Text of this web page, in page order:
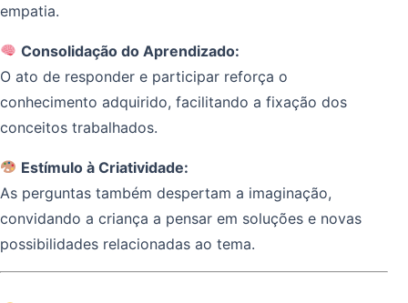
empatia.
Consolidação do Aprendizado:
O ato de responder e participar reforça o
conhecimento adquirido, facilitando a fixação dos
conceitos trabalhados.
Estímulo à Criatividade:
As perguntas também despertam a imaginação,
convidando a criança a pensar em soluções e novas
possibilidades relacionadas ao tema.